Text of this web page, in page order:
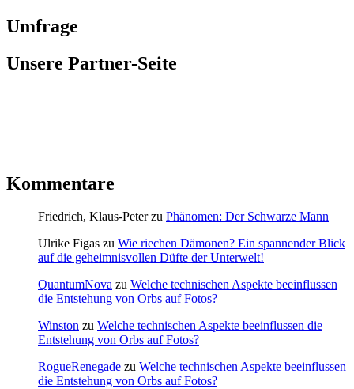
Umfrage
Unsere Partner-Seite
Kommentare
Friedrich, Klaus-Peterzu Phänomen: Der Schwarze Mann
Ulrike Figas zu Wie riechen Dämonen? Ein spannender Blick
auf die geheimnisvollen Düfte der Unterwelt!
QuantumNova zu Welche technischen Aspekte beeinflussen
die Entstehung von Orbs auf Fotos?
Winston zu Welche technischen Aspekte beeinflussen die
Entstehung von Orbs auf Fotos?
RogueRenegade zu Welche technischen Aspekte beeinflussen
die Entstehung von Orbs auf Fotos?